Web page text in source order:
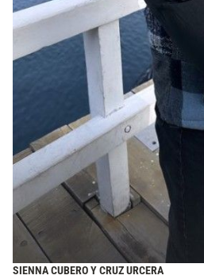
SIENNA CUBERO Y CRUZ URCERA